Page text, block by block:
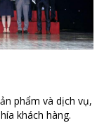
phẩm và dịch vụ,
khách hàng.